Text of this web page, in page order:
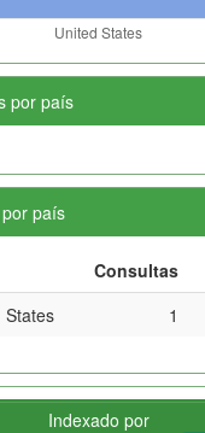
por país
país
Consultas
States
1
Indexado por